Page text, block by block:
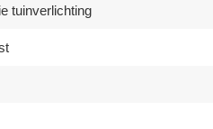
tuinverlichting